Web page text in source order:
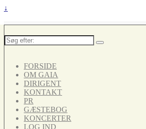
↓
Søg
efter:
FORSIDE
OM GAIA
DIRIGENT
KONTAKT
PR
GÆSTEBOG
KONCERTER
LOG IND